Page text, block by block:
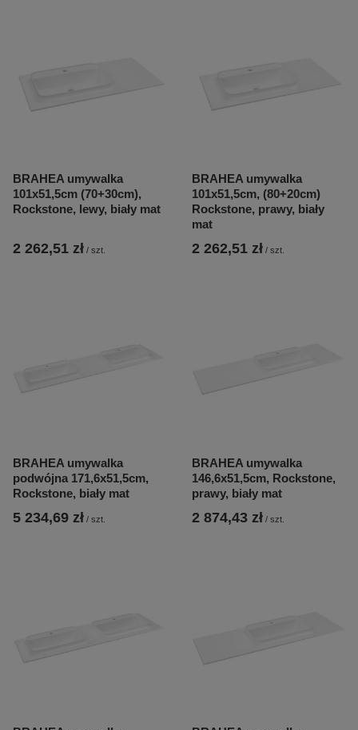
BRAHEA umywalka
101x51,5cm (70+30cm),
Rockstone, lewy, biały mat
2 262,51 zł / szt.
BRAHEA umywalka
101x51,5cm, (80+20cm)
Rockstone, prawy, biały
mat
2 262,51 zł / szt.
BRAHEA umywalka
podwójna 171,6x51,5cm,
Rockstone, biały mat
5 234,69 zł / szt.
BRAHEA umywalka
146,6x51,5cm, Rockstone,
prawy, biały mat
2 874,43 zł / szt.